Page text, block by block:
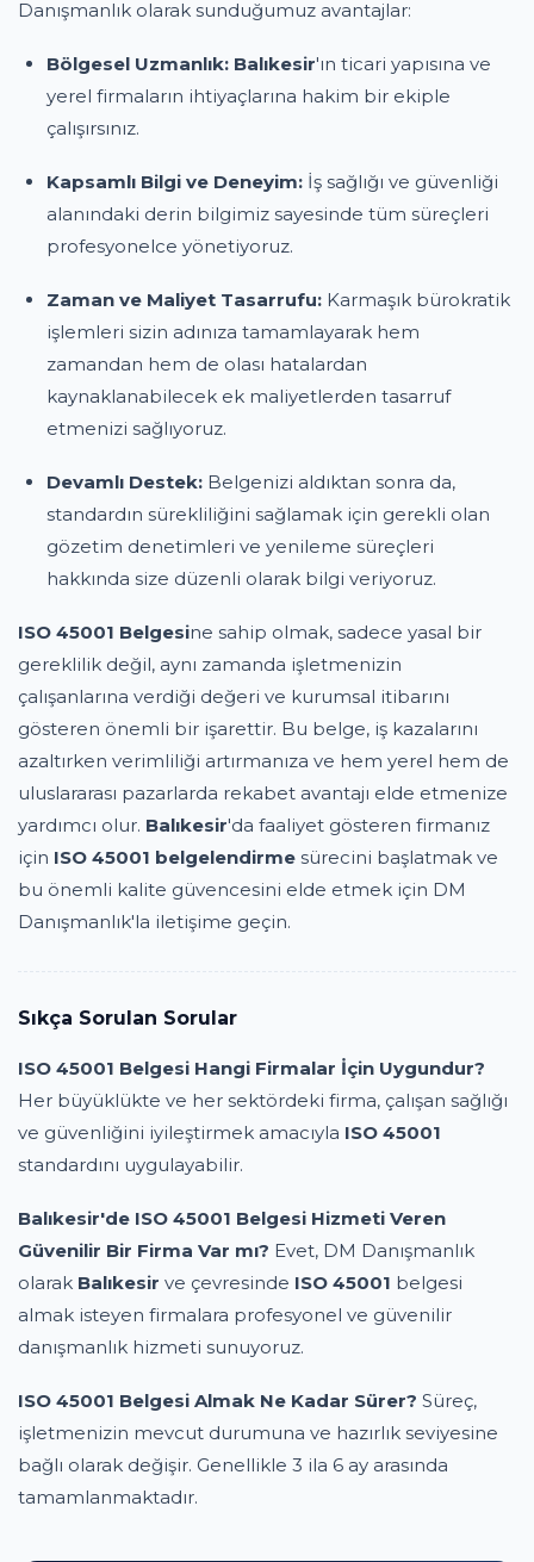
Danışmanlık olarak sunduğumuz avantajlar:
Bölgesel Uzmanlık: Balıkesir'ın ticari yapısına ve
yerel firmaların ihtiyaçlarına hakim bir ekiple
çalışırsınız.
Kapsamlı Bilgi ve Deneyim: İş sağlığı ve güvenliği
alanındaki derin bilgimiz sayesinde tüm süreçleri
profesyonelce yönetiyoruz.
Zaman ve Maliyet Tasarrufu: Karmaşık bürokratik
işlemleri sizin adınıza tamamlayarak hem
zamandan hem de olası hatalardan
kaynaklanabilecek ek maliyetlerden tasarruf
etmenizi sağlıyoruz.
Devamlı Destek: Belgenizi aldıktan sonra da,
standardın sürekliliğini sağlamak için gerekli olan
gözetim denetimleri ve yenileme süreçleri
hakkında size düzenli olarak bilgi veriyoruz.
ISO 45001 Belgesine sahip olmak, sadece yasal bir
gereklilik değil, aynı zamanda işletmenizin
çalışanlarına verdiği değeri ve kurumsal itibarını
gösteren önemli bir işarettir. Bu belge, iş kazalarını
azaltırken verimliliği artırmanıza ve hem yerel hem de
uluslararası pazarlarda rekabet avantajı elde etmenize
yardımcı olur. Balıkesir'da faaliyet gösteren firmanız
için ISO 45001 belgelendirme sürecini başlatmak ve
bu önemli kalite güvencesini elde etmek için DM
Danışmanlık'la iletişime geçin.
Sıkça Sorulan Sorular
ISO 45001 Belgesi Hangi Firmalar İçin Uygundur?
Her büyüklükte ve her sektördeki firma, çalışan sağlığı
ve güvenliğini iyileştirmek amacıyla ISO 45001
standardını uygulayabilir.
Balıkesir'de ISO 45001 Belgesi Hizmeti Veren
Güvenilir Bir Firma Var mı? Evet, DM Danışmanlık
olarak Balıkesir ve çevresinde ISO 45001 belgesi
almak isteyen firmalara profesyonel ve güvenilir
danışmanlık hizmeti sunuyoruz.
ISO 45001 Belgesi Almak Ne Kadar Sürer? Süreç,
işletmenizin mevcut durumuna ve hazırlık seviyesine
bağlı olarak değişir. Genellikle 3 ila 6 ay arasında
tamamlanmaktadır.